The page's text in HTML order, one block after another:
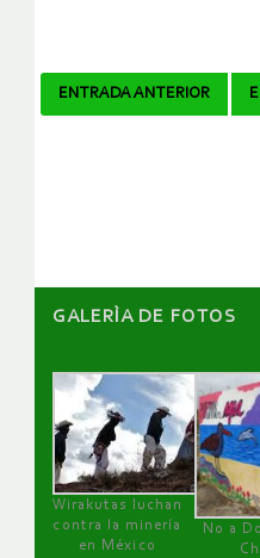
Navegador
ENTRADA ANTERIOR
GALERÌA DE FOTOS
Wirakutas luchan
contra la minería
en México
No a